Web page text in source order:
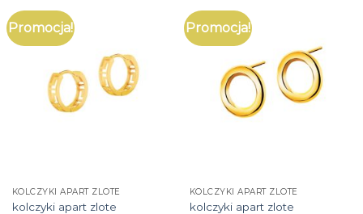
Promocja!
KOLCZYKI APART ZLOTE
kolczyki apart zlote
Promocja!
KOLCZYKI APART ZLOTE
kolczyki apart zlote